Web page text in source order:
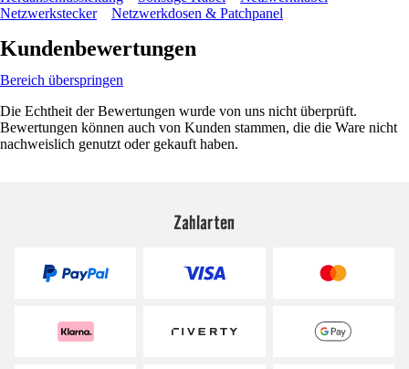
Netzwerkstecker
Netzwerkdosen & Patchpanel
Kundenbewertungen
Bereich überspringen
Die Echtheit der Bewertungen wurde von uns nicht überprüft.
Bewertungen können auch von Kunden stammen, die die Ware nicht
nachweislich genutzt oder gekauft haben.
Zahlarten